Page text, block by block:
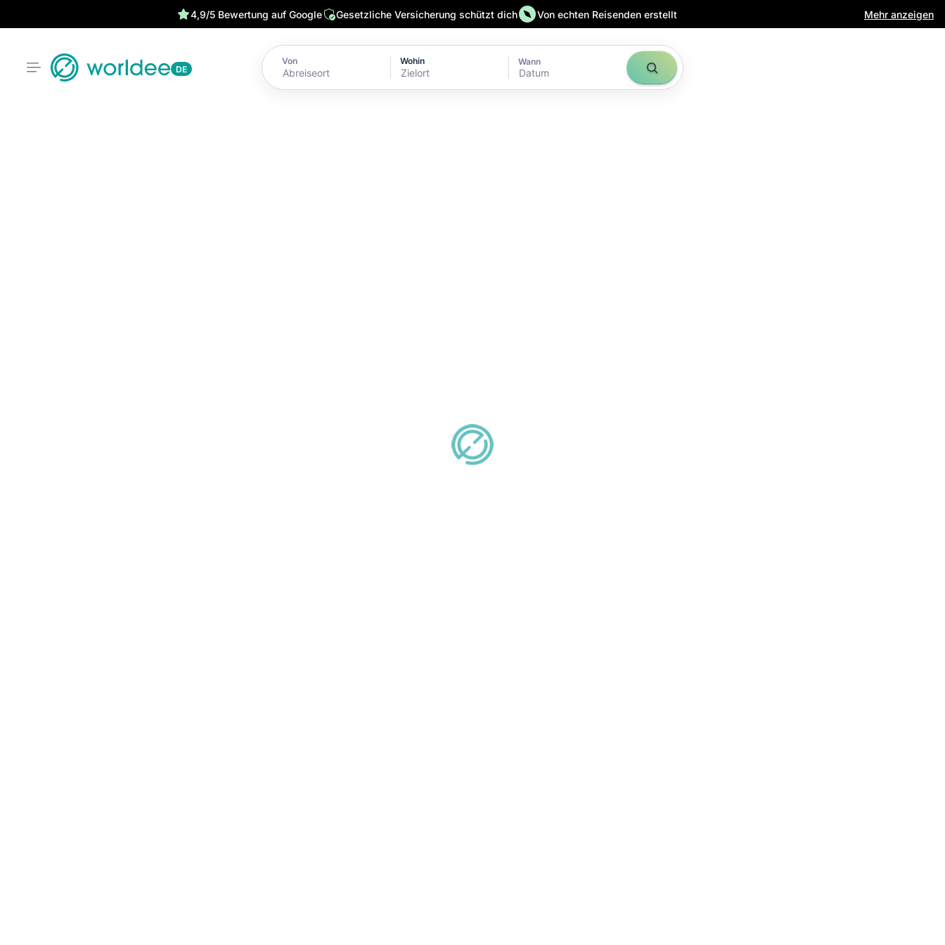
4,9/5 Bewertung auf Google Gesetzliche Versicherung schützt dich Von echten Reisenden erstellt Mehr anzeigen
DE
Von Wohin Wann
Datum